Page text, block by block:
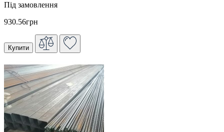
Під замовлення
930.56грн
Купити